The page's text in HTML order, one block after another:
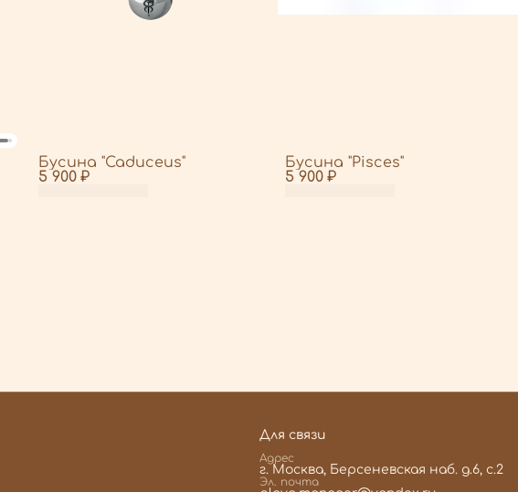
5 900 ₽
Бусина "Caduceus"
5 900 ₽
Бусина "Pisces"
Для связи
Адрес
г. Москва, Берсеневская наб. д.6, с.2
Эл. почта